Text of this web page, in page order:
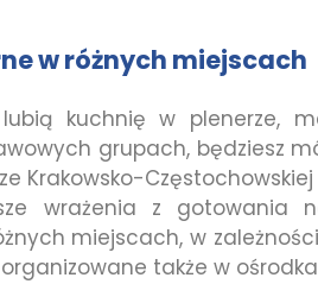
w różnych miejscach
kuchnię w plenerze,
grupach, będziesz
Krakowsko-
wrażenia z gotowania
miejscach, w
także w